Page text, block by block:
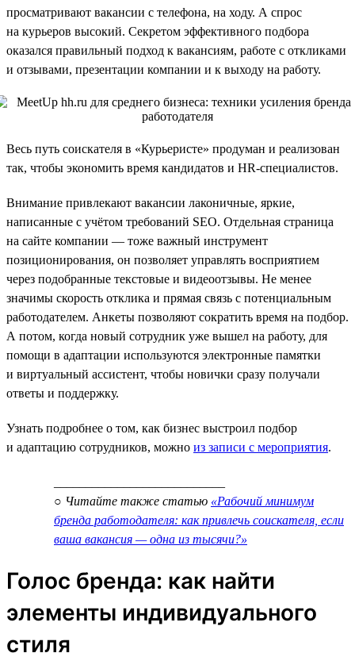
просматривают вакансии с телефона, на ходу. А спрос
на курьеров высокий. Секретом эффективного подбора
оказался правильный подход к вакансиям, работе с откликами
и отзывами, презентации компании и к выходу на работу.
Весь путь соискателя в «Курьеристе» продуман и реализован
так, чтобы экономить время кандидатов и HR-специалистов.
Внимание привлекают вакансии лаконичные, яркие,
написанные с учётом требований SEO. Отдельная страница
на сайте компании — тоже важный инструмент
позиционирования, он позволяет управлять восприятием
через подобранные текстовые и видеоотзывы. Не менее
значимы скорость отклика и прямая связь с потенциальным
работодателем. Анкеты позволяют сократить время на подбор.
А потом, когда новый сотрудник уже вышел на работу, для
помощи в адаптации используются электронные памятки
и виртуальный ассистент, чтобы новички сразу получали
ответы и поддержку.
Узнать подробнее о том, как бизнес выстроил подбор
и адаптацию сотрудников, можно из записи с мероприятия.
○ Читайте также статью «Рабочий минимум
бренда работодателя: как привлечь соискателя, если
ваша вакансия — одна из тысячи?»
Голос бренда: как найти
элементы индивидуального
стиля